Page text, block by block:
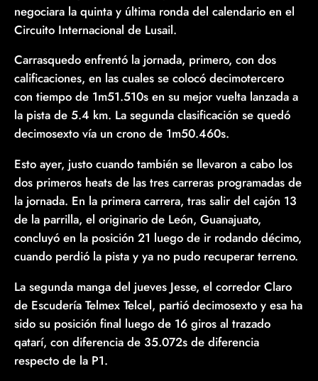
negociara la quinta y última ronda del calendario en el
Circuito Internacional de Lusail.
Carrasquedo enfrentó la jornada, primero, con dos
calificaciones, en las cuales se colocó decimotercero
con tiempo de 1m51.510s en su mejor vuelta lanzada a
la pista de 5.4 km. La segunda clasificación se quedó
decimosexto vía un crono de 1m50.460s.
Esto ayer, justo cuando también se llevaron a cabo los
dos primeros heats de las tres carreras programadas de
la jornada. En la primera carrera, tras salir del cajón 13
de la parrilla, el originario de León, Guanajuato,
concluyó en la posición 21 luego de ir rodando décimo,
cuando perdió la pista y ya no pudo recuperar terreno.
La segunda manga del jueves Jesse, el corredor Claro
de Escudería Telmex Telcel, partió decimosexto y esa ha
sido su posición final luego de 16 giros al trazado
qatarí, con diferencia de 35.072s de diferencia
respecto de la P1.